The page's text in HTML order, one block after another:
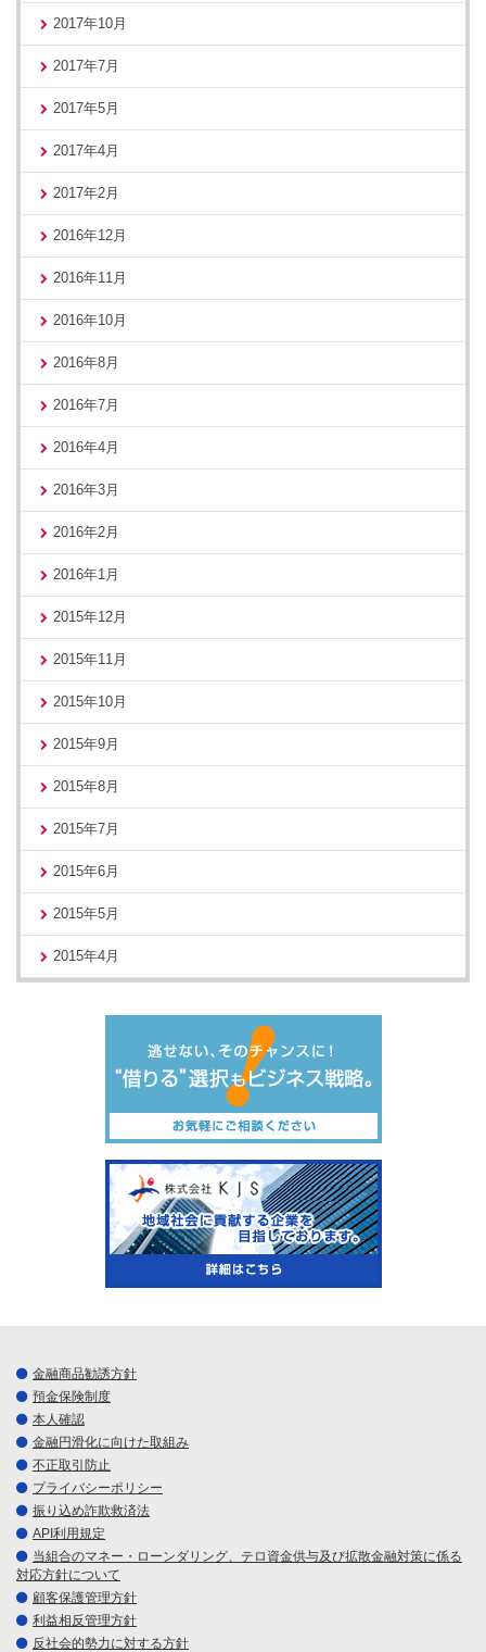
2017年10月
2017年7月
2017年5月
2017年4月
2017年2月
2016年12月
2016年11月
2016年10月
2016年8月
2016年7月
2016年4月
2016年3月
2016年2月
2016年1月
2015年12月
2015年11月
2015年10月
2015年9月
2015年8月
2015年7月
2015年6月
2015年5月
2015年4月
金融商品勧誘方針
預金保険制度
本人確認
金融円滑化に向けた取組み
不正取引防止
プライバシーポリシー
振り込め詐欺救済法
API利用規定
当組合のマネー・ローンダリング、テロ資金供与及び拡散金融対策に係る
対応方針について
顧客保護管理方針
利益相反管理方針
反社会的勢力に対する方針